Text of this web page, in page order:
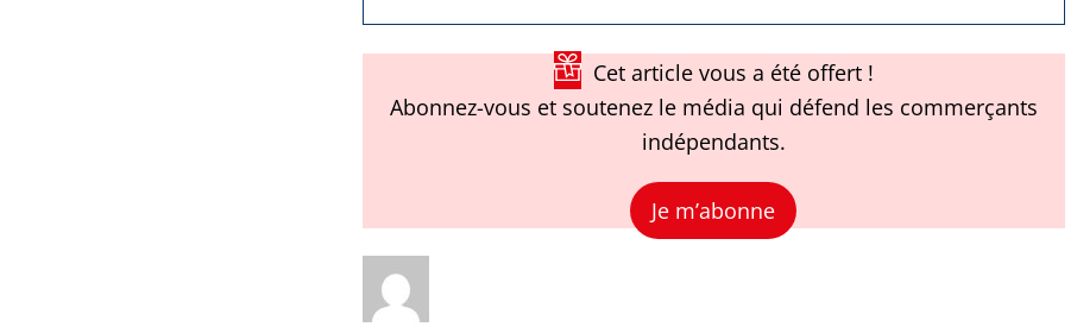
Cet article vous a été offert !
Abonnez-vous et soutenez le média qui défend les commerçants
indépendants.
Je m’abonne